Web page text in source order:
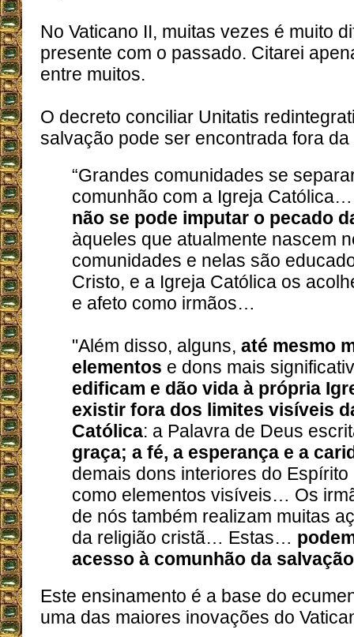
No Vaticano II, muitas vezes é muito
presente com o passado. Citarei
entre muitos.
O decreto conciliar Unitatis
salvação pode ser encontrada fora da
“Grandes comunidades se
comunhão com a Igreja
não se pode imputar o pecado
àqueles que atualmente nascem
comunidades e nelas são
Cristo, e a Igreja Católica os
e afeto como irmãos…
"Além disso, alguns, até mesmo
elementos e dons mais
edificam e dão vida à própria
existir fora dos limites visíveis
Católica: a Palavra de Deus
graça; a fé, a esperança e a
demais dons interiores do Espírito
como elementos visíveis… Os
de nós também realizam muitas
da religião cristã… Estas…
acesso à comunhão da salvação
Este ensinamento é a base do
uma das maiores inovações do